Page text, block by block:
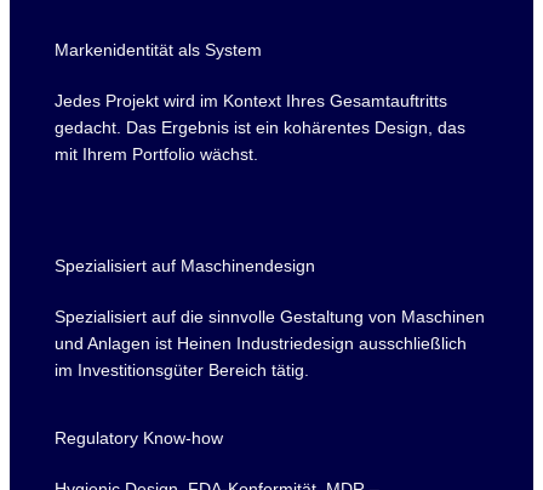
Markenidentität als System
Jedes Projekt wird im Kontext Ihres Gesamtauftritts
gedacht. Das Ergebnis ist ein kohärentes Design, das
mit Ihrem Portfolio wächst.
Spezialisiert auf Maschinendesign
Spezialisiert auf die sinnvolle Gestaltung von Maschinen
und Anlagen ist Heinen Industriedesign ausschließlich
im Investitionsgüter Bereich tätig.
Regulatory Know-how